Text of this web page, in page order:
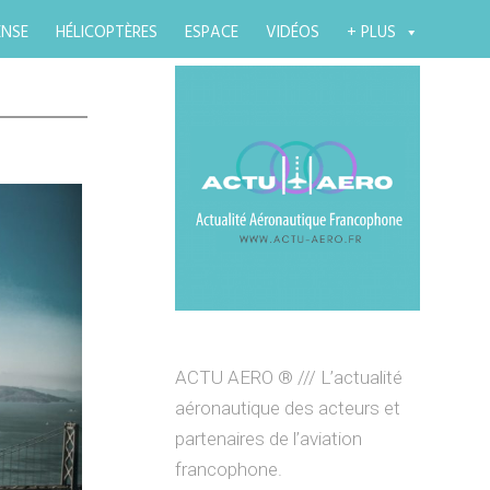
HÉLICOPTÈRES ESPACE VIDÉOS + PLUS
ACTU AERO ® /// L’actualité
aéronautique des acteurs et
partenaires de l’aviation
francophone.